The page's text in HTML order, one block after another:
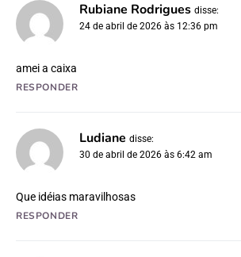
Rubiane Rodrigues disse:
24 de abril de 2026 às 12:36 pm
amei a caixa
RESPONDER
Ludiane disse:
30 de abril de 2026 às 6:42 am
Que idéias maravilhosas
RESPONDER